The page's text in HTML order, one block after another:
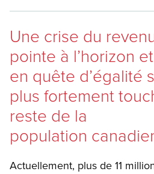
Une crise du
pointe à l’horizon
en quête d’égalité
plus fortement
reste de la
population
Actuellement, plus de 11